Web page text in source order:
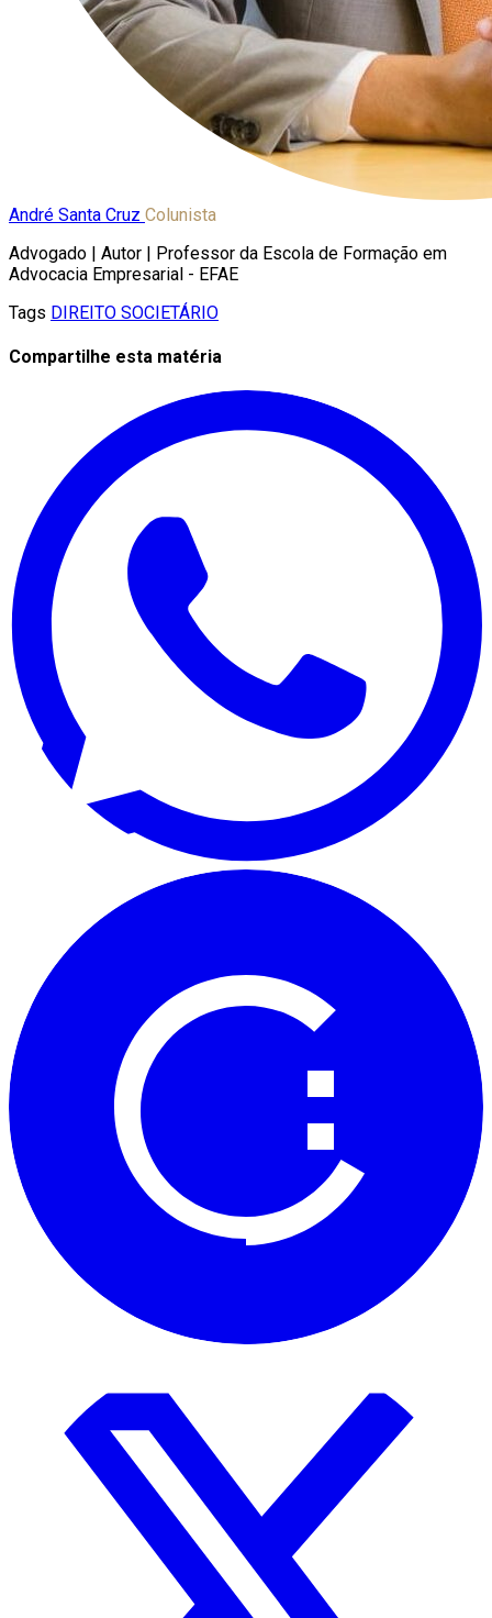
André Santa Cruz Colunista
Advogado | Autor | Professor da Escola de Formação em
Advocacia Empresarial - EFAE
Tags DIREITO SOCIETÁRIO
Compartilhe esta matéria